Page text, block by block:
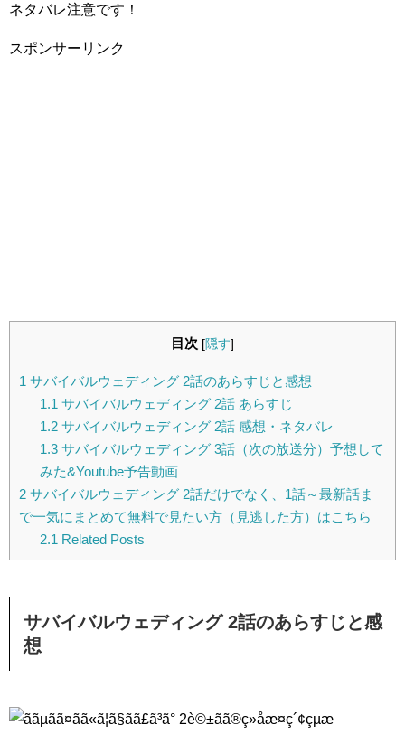
ネタバレ注意です！
スポンサーリンク
目次 [隠す]
1 サバイバルウェディング 2話のあらすじと感想
1.1 サバイバルウェディング 2話 あらすじ
1.2サバイバルウェディング 2話 感想・ネタバレ
1.3サバイバルウェディング 3話（次の放送分）予想して
みた&Youtube予告動画
2 サバイバルウェディング 2話だけでなく、1話～最新話ま
で一気にまとめて無料で見たい方（見逃した方）はこちら
2.1 Related Posts
サバイバルウェディング 2話のあらすじと感
想